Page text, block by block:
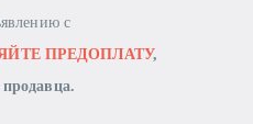
с
ПРЕДОПЛАТУ,